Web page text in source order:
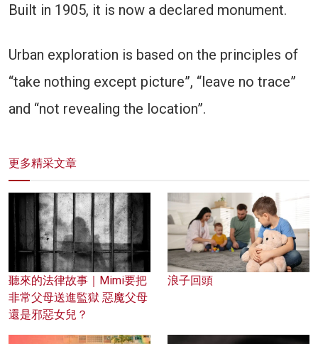
Built in 1905, it is now a declared monument.
Urban exploration is based on the principles of
“take nothing except picture”, “leave no trace”
and “not revealing the location”.
更多精采文章
聽來的法律故事｜Mimi要把
非常父母送進監獄 惡魔父母
還是邪惡女兒？
浪子回頭